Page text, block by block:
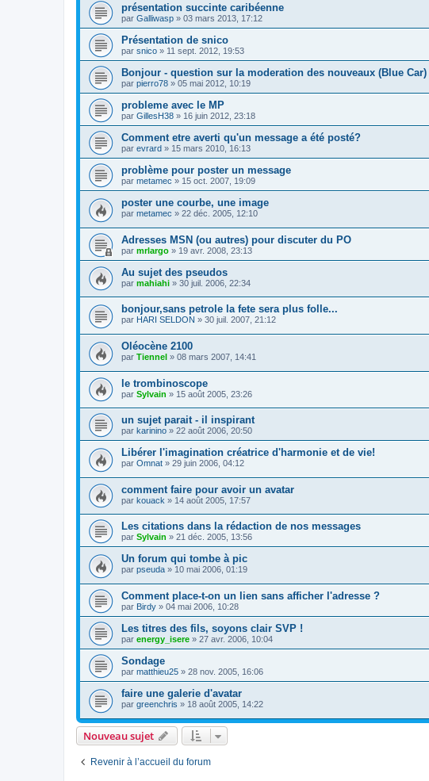
présentation succinte caribéenne
par Galliwasp » 03 mars 2013, 17:12
Présentation de snico
par snico » 11 sept. 2012, 19:53
Bonjour - question sur la moderation des nouveaux (Blue Car)
par pierro78 » 05 mai 2012, 10:19
probleme avec le MP
par GillesH38 » 16 juin 2012, 23:18
Comment etre averti qu'un message a été posté?
par evrard » 15 mars 2010, 16:13
problème pour poster un message
par metamec » 15 oct. 2007, 19:09
poster une courbe, une image
par metamec » 22 déc. 2005, 12:10
Adresses MSN (ou autres) pour discuter du PO
par mrlargo » 19 avr. 2008, 23:13
Au sujet des pseudos
par mahiahi » 30 juil. 2006, 22:34
bonjour,sans petrole la fete sera plus folle...
par HARI SELDON » 30 juil. 2007, 21:12
Oléocène 2100
par Tiennel » 08 mars 2007, 14:41
le trombinoscope
par Sylvain » 15 août 2005, 23:26
un sujet parait - il inspirant
par karinino » 22 août 2006, 20:50
Libérer l'imagination créatrice d'harmonie et de vie!
par Omnat » 29 juin 2006, 04:12
comment faire pour avoir un avatar
par kouack » 14 août 2005, 17:57
Les citations dans la rédaction de nos messages
par Sylvain » 21 déc. 2005, 13:56
Un forum qui tombe à pic
par pseuda » 10 mai 2006, 01:19
Comment place-t-on un lien sans afficher l'adresse ?
par Birdy » 04 mai 2006, 10:28
Les titres des fils, soyons clair SVP !
par energy_isere » 27 avr. 2006, 10:04
Sondage
par matthieu25 » 28 nov. 2005, 16:06
faire une galerie d'avatar
par greenchris » 18 août 2005, 14:22
Nouveau sujet
Revenir à l’accueil du forum